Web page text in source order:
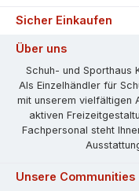
Sicher Einkaufen
Über uns
Schuh- und Sporthaus
Als Einzelhändler für
mit unserem vielfältigen
aktiven
Fachpersonal steht
Unsere Communities